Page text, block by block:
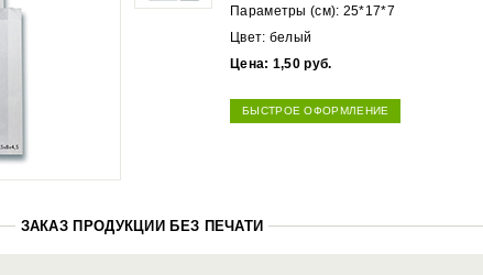
Параметры (см): 25*17*7
Цвет: белый
Цена: 1,50 руб.
БЫСТРОЕ ОФОРМЛЕНИЕ
ЗАКАЗ ПРОДУКЦИИ БЕЗ ПЕЧАТИ